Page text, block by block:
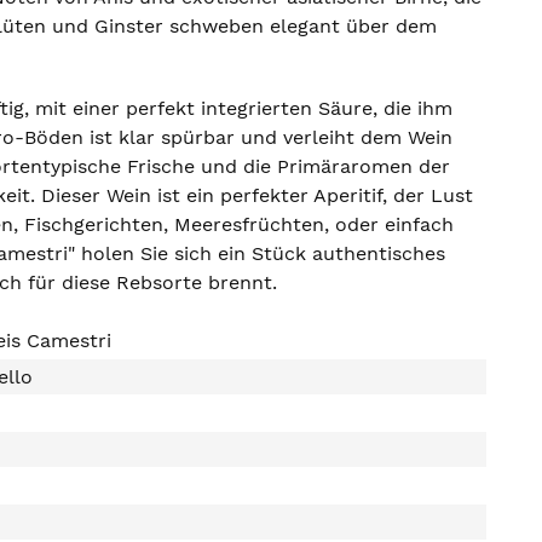
und Ginster schweben elegant über dem
mit einer perfekt integrierten Säure, die ihm
Böden ist klar spürbar und verleiht dem Wein
Frische und die Primäraromen der
Dieser Wein ist ein perfekter Aperitif, der Lust
Fischgerichten, Meeresfrüchten, oder einfach
holen Sie sich ein Stück authentisches
für diese Rebsorte brennt.
Camestri